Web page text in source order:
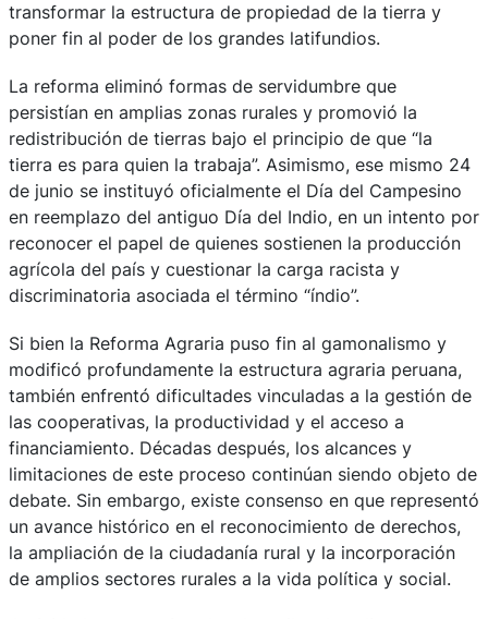
transformar la estructura de propiedad de la tierra y
poner fin al poder de los grandes latifundios.
La reforma eliminó formas de servidumbre que
persistían en amplias zonas rurales y promovió la
redistribución de tierras bajo el principio de que “la
tierra es para quien la trabaja”. Asimismo, ese mismo 24
de junio se instituyó oficialmente el Día del Campesino
en reemplazo del antiguo Día del Indio, en un intento por
reconocer el papel de quienes sostienen la producción
agrícola del país y cuestionar la carga racista y
discriminatoria asociada el término “índio”.
Si bien la Reforma Agraria puso fin al gamonalismo y
modificó profundamente la estructura agraria peruana,
también enfrentó dificultades vinculadas a la gestión de
las cooperativas, la productividad y el acceso a
financiamiento. Décadas después, los alcances y
limitaciones de este proceso continúan siendo objeto de
debate. Sin embargo, existe consenso en que representó
un avance histórico en el reconocimiento de derechos,
la ampliación de la ciudadanía rural y la incorporación
de amplios sectores rurales a la vida política y social.